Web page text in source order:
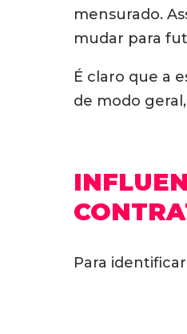
mensurado.
mudar para
É claro que a
de modo
Para